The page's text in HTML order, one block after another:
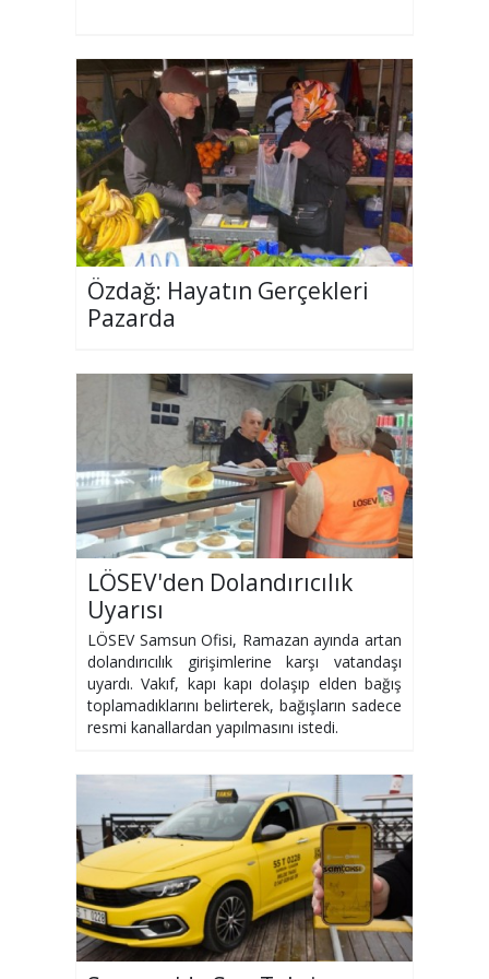
Özdağ: Hayatın Gerçekleri
Pazarda
LÖSEV'den Dolandırıcılık
Uyarısı
LÖSEV Samsun Ofisi, Ramazan ayında artan
dolandırıcılık girişimlerine karşı vatandaşı
uyardı. Vakıf, kapı kapı dolaşıp elden bağış
toplamadıklarını belirterek, bağışların sadece
resmi kanallardan yapılmasını istedi.